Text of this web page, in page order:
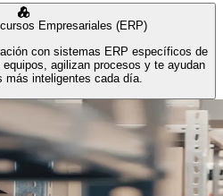
Empresariales (ERP)
con sistemas ERP específicos de
agilizan procesos y te ayudan
más inteligentes cada día.